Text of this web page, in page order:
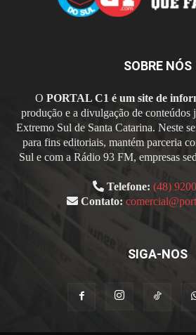
SOBRE NÓS
O PORTAL C1 é um site de
produção e a divulgação de conteúdos
Extremo Sul de Santa Catarina. Neste
para fins editoriais, mantém parceria
Sul e com a Rádio 93 FM, empresas
Telefone: (48)
Contato:
SIGA-NOS